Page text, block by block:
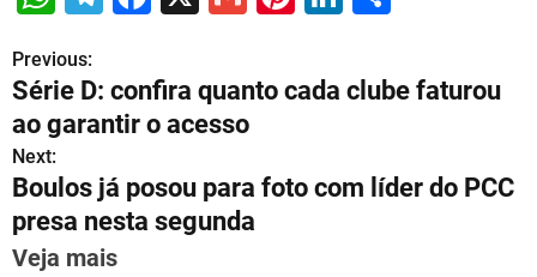
at
s
A
p
p
gr
a
m
c
e
b
o
o
ai
l
er
e
k
e
n
ar
e
P
o
s
t
n
Previous:
Série D: confira quanto cada clube faturou
ao garantir o acesso
Next:
Boulos já posou para foto com líder do PCC
presa nesta segunda
Veja mais